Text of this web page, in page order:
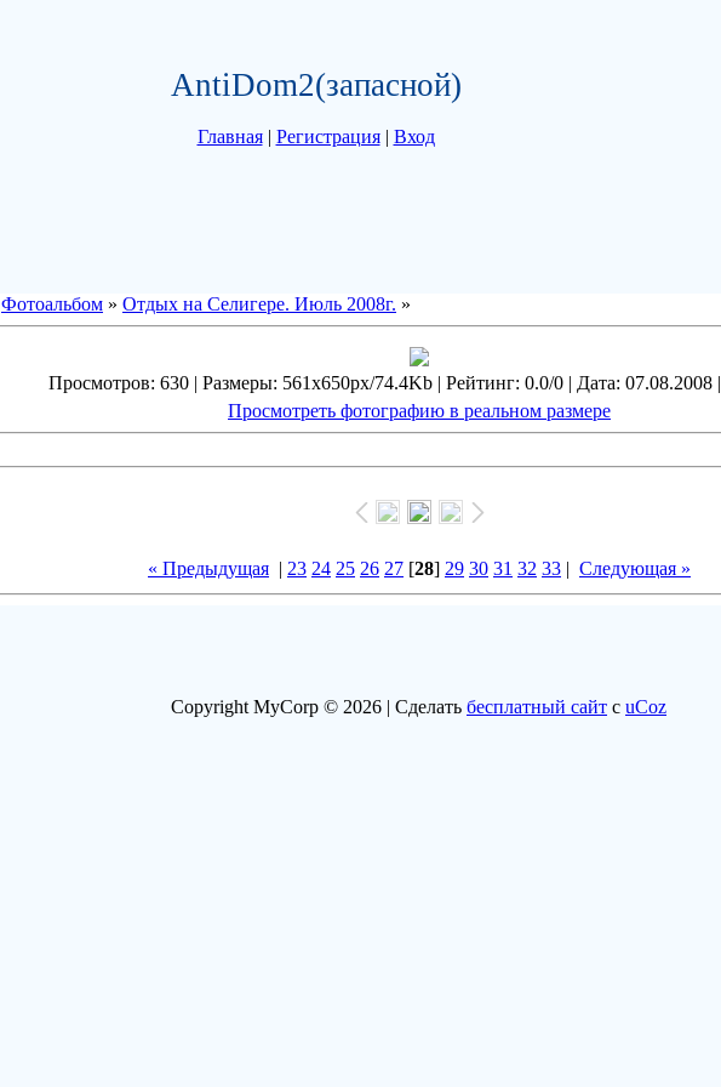
AntiDom2(запасной)
Главная| Регистрация| Вход
Фотоальбом » Отдых на Селигере. Июль 2008г. »
Просмотров: 630 | Размеры: 561x650px/74.4Kb | Рейтинг: 0.0/0 | Дата: 07.08.2008 |
Просмотреть фотографию в реальном размере
« Предыдущая | 23 24 25 26 27 [28] 29 30 31 32 33 | Следующая »
Copyright MyCorp © 2026 | Сделать бесплатный сайт с uCoz